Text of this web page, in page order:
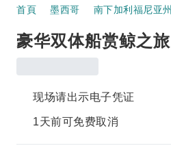
首頁 墨西哥 南下加利福尼亚州
豪华双体船赏鲸之旅
现场请出示电子凭证
1天前可免费取消